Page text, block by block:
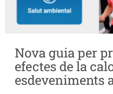
Nova guia per
efectes de la
esdeveniments